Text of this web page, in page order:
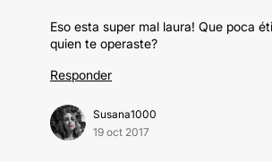
Eso esta super mal laura! Que poca
quien te operaste?
Responder
Susana1000
19 oct 2017